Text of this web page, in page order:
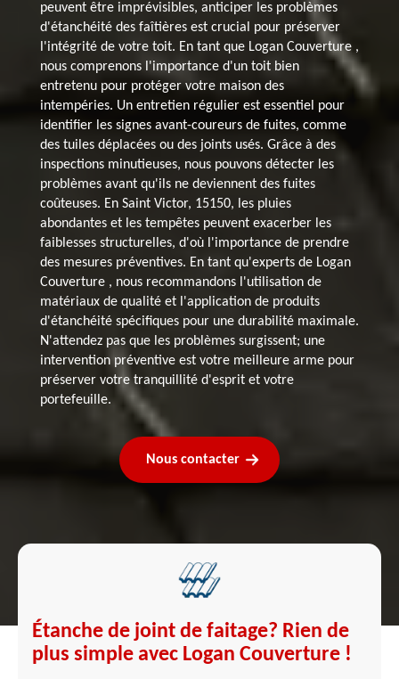
peuvent être imprévisibles, anticiper les problèmes
d'étanchéité des faîtières est crucial pour préserver
l'intégrité de votre toit. En tant que Logan Couverture ,
nous comprenons l'importance d'un toit bien
entretenu pour protéger votre maison des
intempéries. Un entretien régulier est essentiel pour
identifier les signes avant-coureurs de fuites, comme
des tuiles déplacées ou des joints usés. Grâce à des
inspections minutieuses, nous pouvons détecter les
problèmes avant qu'ils ne deviennent des fuites
coûteuses. En Saint Victor, 15150, les pluies
abondantes et les tempêtes peuvent exacerber les
faiblesses structurelles, d'où l'importance de prendre
des mesures préventives. En tant qu'experts de Logan
Couverture , nous recommandons l'utilisation de
matériaux de qualité et l'application de produits
d'étanchéité spécifiques pour une durabilité maximale.
N'attendez pas que les problèmes surgissent; une
intervention préventive est votre meilleure arme pour
préserver votre tranquillité d'esprit et votre
portefeuille.
Nous contacter
Étanche de joint de faitage? Rien de
plus simple avec Logan Couverture !